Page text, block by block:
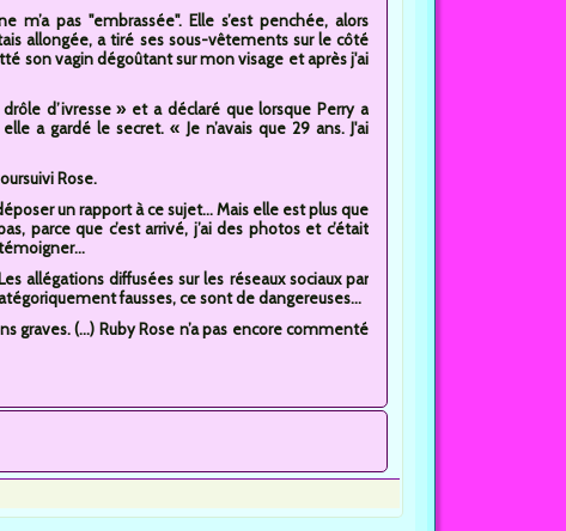
m’a pas "embrassée". Elle s’est penchée, alors
allongée, a tiré ses sous-vêtements sur le côté
son vagin dégoûtant sur mon visage et après j'ai
d’ivresse » et a déclaré que lorsque Perry a
a gardé le secret. « Je n’avais que 29 ans. J'ai
Rose.
un rapport à ce sujet... Mais elle est plus que
parce que c’est arrivé, j’ai des photos et c’était
allégations diffusées sur les réseaux sociaux par
fausses, ce sont de dangereuses...
(...) Ruby Rose n’a pas encore commenté